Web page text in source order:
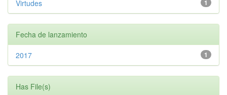
1
Virtudes
Fecha de lanzamiento
1
2017
Has File(s)